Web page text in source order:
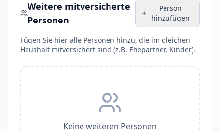
Weitere mitversicherte
Personen
Person
hinzufügen
Fügen Sie hier alle Personen hinzu, die im gleichen
Haushalt mitversichert sind (z.B. Ehepartner, Kinder).
Keine weiteren Personen